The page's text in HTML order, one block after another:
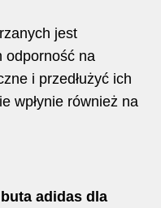
jest
odporność na
i przedłużyć ich
wpłynie również na
adidas dla